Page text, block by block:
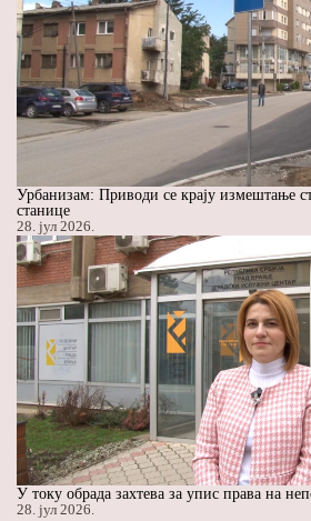
Урбанизам: Приводи се крају измештање
станице
28. јул 2026.
У току обрада захтева за упис права на
28. јул 2026.